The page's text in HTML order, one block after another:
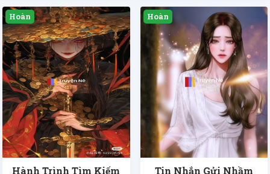
Hành Trình Tìm Kiếm
Tin Nhắn Gửi Nhầm